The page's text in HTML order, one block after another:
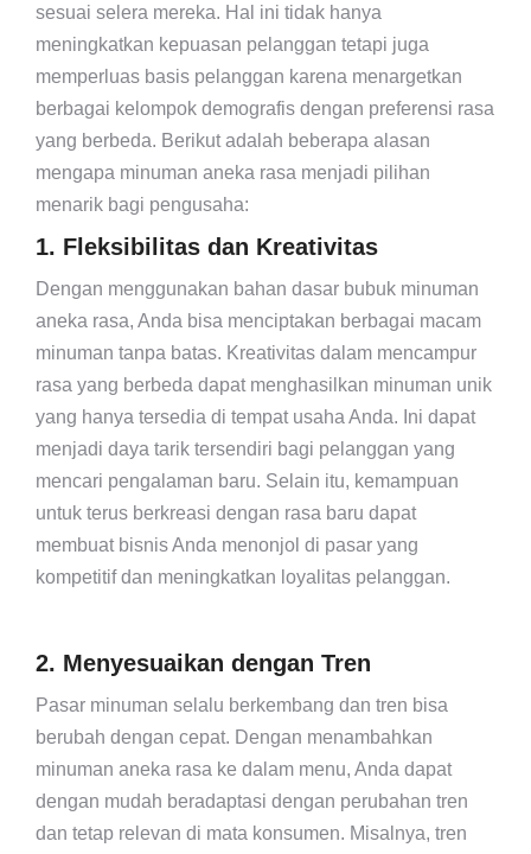
sesuai selera mereka. Hal ini tidak hanya
meningkatkan kepuasan pelanggan tetapi juga
memperluas basis pelanggan karena menargetkan
berbagai kelompok demografis dengan preferensi rasa
yang berbeda. Berikut adalah beberapa alasan
mengapa minuman aneka rasa menjadi pilihan
menarik bagi pengusaha:
1. Fleksibilitas dan Kreativitas
Dengan menggunakan bahan dasar bubuk minuman
aneka rasa, Anda bisa menciptakan berbagai macam
minuman tanpa batas. Kreativitas dalam mencampur
rasa yang berbeda dapat menghasilkan minuman unik
yang hanya tersedia di tempat usaha Anda. Ini dapat
menjadi daya tarik tersendiri bagi pelanggan yang
mencari pengalaman baru. Selain itu, kemampuan
untuk terus berkreasi dengan rasa baru dapat
membuat bisnis Anda menonjol di pasar yang
kompetitif dan meningkatkan loyalitas pelanggan.
2. Menyesuaikan dengan Tren
Pasar minuman selalu berkembang dan tren bisa
berubah dengan cepat. Dengan menambahkan
minuman aneka rasa ke dalam menu, Anda dapat
dengan mudah beradaptasi dengan perubahan tren
dan tetap relevan di mata konsumen. Misalnya, tren